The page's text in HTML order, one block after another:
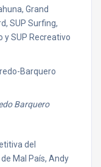
Grand
SUP Surfing,
y SUP Recreativo
Barquero
del
Mal País, Andy